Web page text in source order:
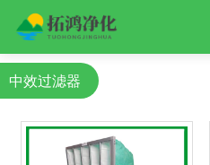
中效过滤器